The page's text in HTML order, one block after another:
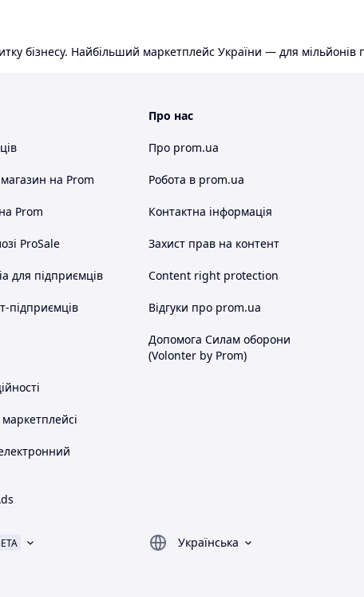
бізнесу. Найбільший маркетплейс України — для мільйонів
на Prom
Prom
ProSale
для підприємців
підприємців
Про нас
Про prom.ua
Робота в prom.ua
Контактна інформація
Захист прав на контент
Content right protection
Відгуки про prom.ua
Допомога Силам оборони
(Volonter by Prom)
Українська